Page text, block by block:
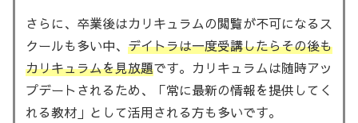
さらに、卒業後はカリキュラムの閲覧が不可になるス
クールも多い中、 デイトラは一度受講したらその後も
カリキュラムを見放題です。カリキュラムは随時アッ
プデートされるため、「常に最新の情報を提供してく
れる教材」として活用される方も多いです。